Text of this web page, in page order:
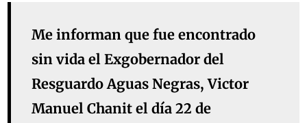
Me informan que fue encontrado
sin vida el Exgobernador del
Resguardo Aguas Negras, Victor
Manuel Chanit el día 22 de